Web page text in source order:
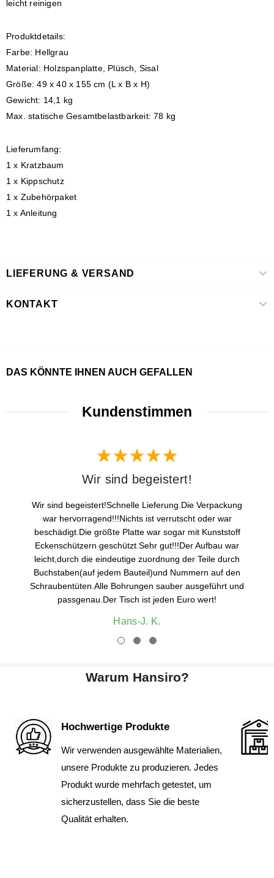
leicht reinigen
Produktdetails:
Farbe: Hellgrau
Material: Holzspanplatte, Plüsch, Sisal
Größe: 49 x 40 x 155 cm (L x B x H)
Gewicht: 14,1 kg
Max. statische Gesamtbelastbarkeit: 78 kg
Lieferumfang:
1 x Kratzbaum
1 x Kippschutz
1 x Zubehörpaket
1 x Anleitung
LIEFERUNG & VERSAND
KONTAKT
DAS KÖNNTE IHNEN AUCH GEFALLEN
Kundenstimmen
Wir sind begeistert!
Wir sind begeistert!Schnelle Lieferung.Die Verpackung
war hervorragend!!!Nichts ist verrutscht oder war
beschädigt.Die größte Platte war sogar mit Kunststoff
Eckenschützern geschützt.Sehr gut!!!Der Aufbau war
leicht,durch die eindeutige zuordnung der Teile durch
Buchstaben(auf jedem Bauteil)und Nummern auf den
Schraubentüten.Alle Bohrungen sauber ausgeführt und
passgenau.Der Tisch ist jeden Euro wert!
Hans-J. K.
Warum Hansiro?
Hochwertige Produkte
Wir verwenden ausgewählte Materialien,
unsere Produkte zu produzieren. Jedes
Produkt wurde mehrfach getestet, um
sicherzustellen, dass Sie die beste
Qualität erhalten.